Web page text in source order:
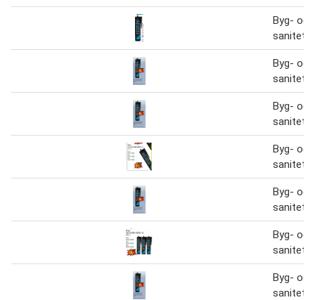
Byg- og
Byg- og
Byg- og
Byg- og
Byg- og
Byg- og
Byg- og